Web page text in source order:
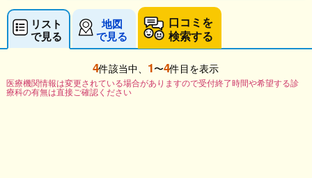
リスト
で見る
地図
で見る
口コミを
検索する
4件該当中、 1〜4件目を表示
医療機関情報は変更されている場合がありますので受付終了時間や希望する診
療科の有無は直接ご確認ください